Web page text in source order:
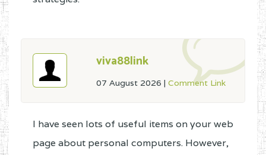
viva88link
07 August 2026 | Comment Link
I have seen lots of useful items on your web
page about personal computers. However,